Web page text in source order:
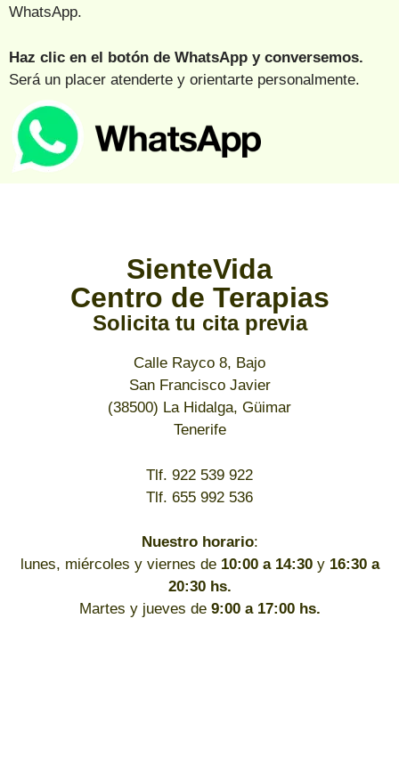
WhatsApp.
Haz clic en el botón de WhatsApp y conversemos.
Será un placer atenderte y orientarte personalmente.
SienteVida
Centro de Terapias
Solicita tu cita previa
Calle Rayco 8, Bajo
San Francisco Javier
(38500) La Hidalga, Güimar
Tenerife
Tlf. 922 539 922
Tlf. 655 992 536
Nuestro horario:
lunes, miércoles y viernes de 10:00 a 14:30y 16:30 a
20:30 hs.
Martes y jueves de 9:00 a 17:00 hs.